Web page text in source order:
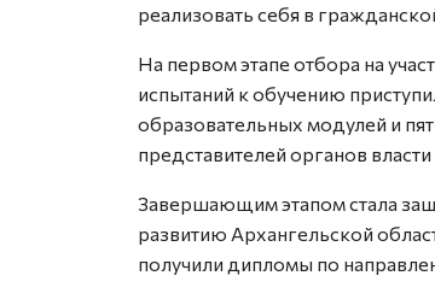
реализовать себя в
На первом этапе отбора на
испытаний к обучению
образовательных модулей и
представителей органов
Завершающим этапом стала
развитию Архангельской
получили дипломы по